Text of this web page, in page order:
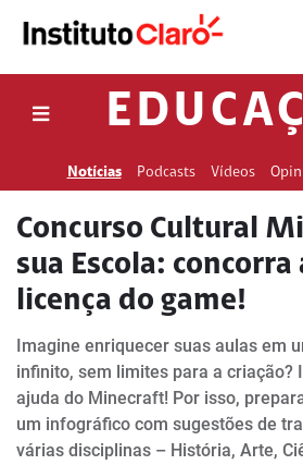
Notícias Podcasts Vídeos
Concurso Cultural
sua Escola: concorra
licença do game!
Imagine enriquecer suas aulas em
infinito, sem limites para a criação?
ajuda do Minecraft! Por isso,
um infográfico com sugestões de
várias disciplinas – História, Arte,